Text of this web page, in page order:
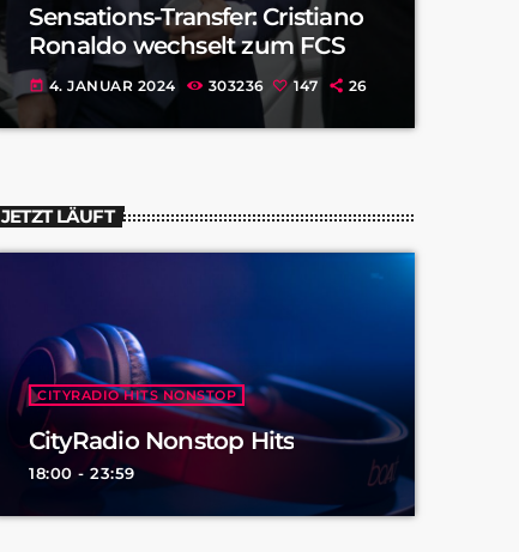
Sensations-Transfer: Cristiano
Ronaldo wechselt zum FCS
today 4. JANUAR 2024 303236 147 26
JETZT LÄUFT
CITYRADIO HITS NONSTOP
CityRadio Nonstop Hits
18:00 - 23:59